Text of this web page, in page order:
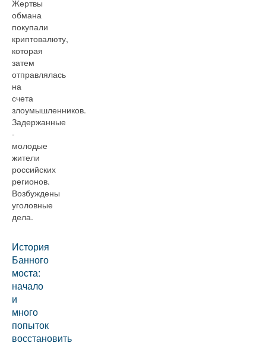
Жертвы
обмана
покупали
криптовалюту,
которая
затем
отправлялась
на
счета
злоумышленников.
Задержанные
-
молодые
жители
российских
регионов.
Возбуждены
уголовные
дела.
История
Банного
моста:
начало
и
много
попыток
восстановить